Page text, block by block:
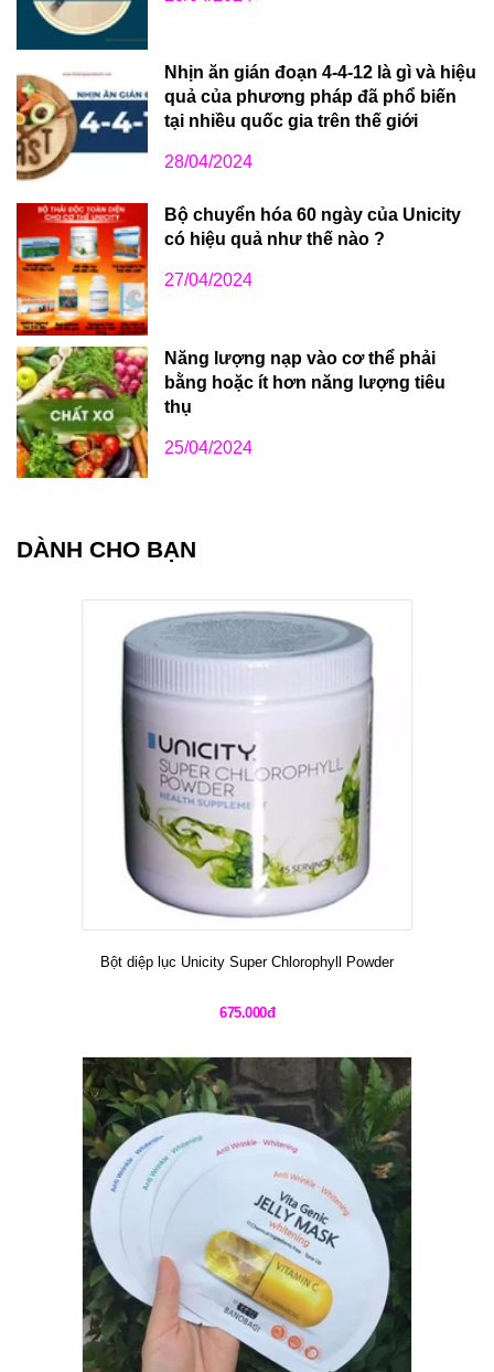
Nhịn ăn gián đoạn 4-4-12 là gì và hiệu
quả của phương pháp đã phổ biến
tại nhiều quốc gia trên thế giới
28/04/2024
Bộ chuyển hóa 60 ngày của Unicity
có hiệu quả như thế nào ?
27/04/2024
Năng lượng nạp vào cơ thể phải
bằng hoặc ít hơn năng lượng tiêu
thụ
25/04/2024
DÀNH CHO BẠN
Bột diệp lục Unicity Super Chlorophyll Powder
675.000đ